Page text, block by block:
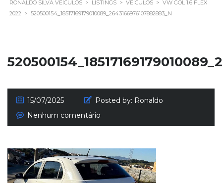
RONALDO SILVA VEÍCULOS > LISTINGS > VEÍCULOS > VW GOL 1.6 FLEX
2022 > 520500154_18517169179010089_2643166976107882883_N
15/07/2025 Posted by: Ronaldo
Nenhum comentário